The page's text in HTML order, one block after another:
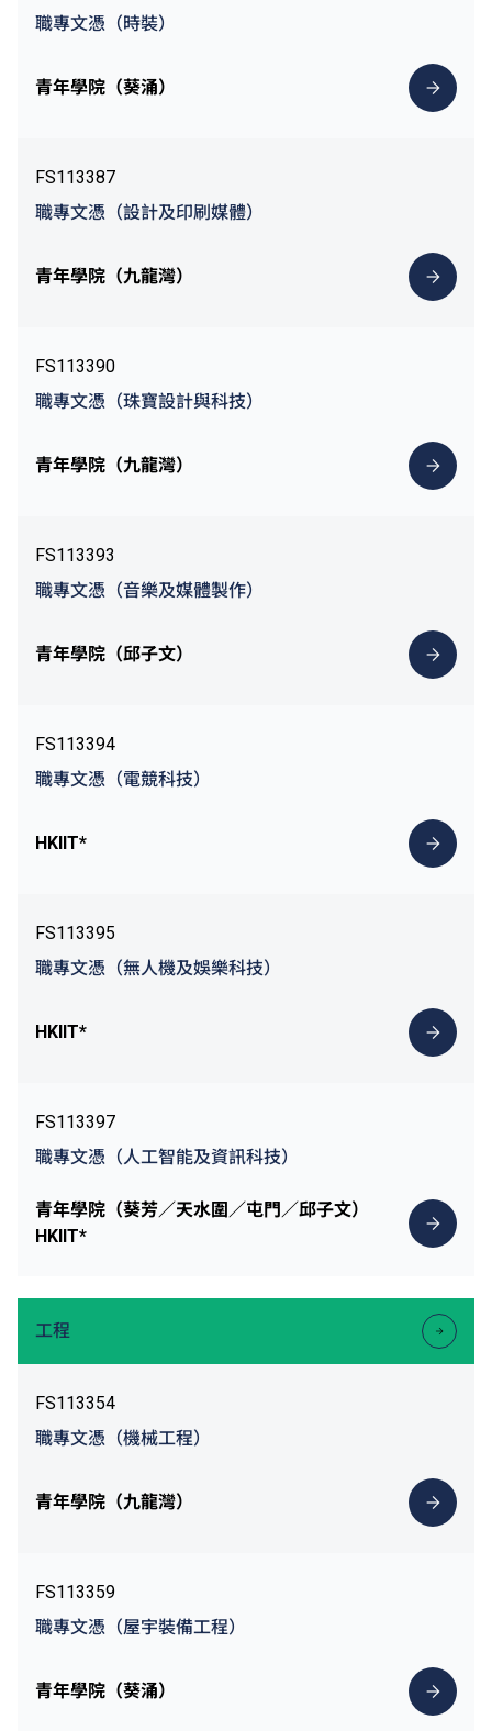
職專文憑（時裝）
青年學院（葵涌）
FS113387
職專文憑（設計及印刷媒體）
青年學院（九龍灣）
FS113390
職專文憑（珠寶設計與科技）
青年學院（九龍灣）
FS113393
職專文憑（音樂及媒體製作）
青年學院（邱子文）
FS113394
職專文憑（電競科技）
HKIIT*
FS113395
職專文憑（無人機及娛樂科技）
HKIIT*
FS113397
職專文憑（人工智能及資訊科技）
青年學院（葵芳／天水圍／屯門／邱子文）
HKIIT*
工程
FS113354
職專文憑（機械工程）
青年學院（九龍灣）
FS113359
職專文憑（屋宇裝備工程）
青年學院（葵涌）